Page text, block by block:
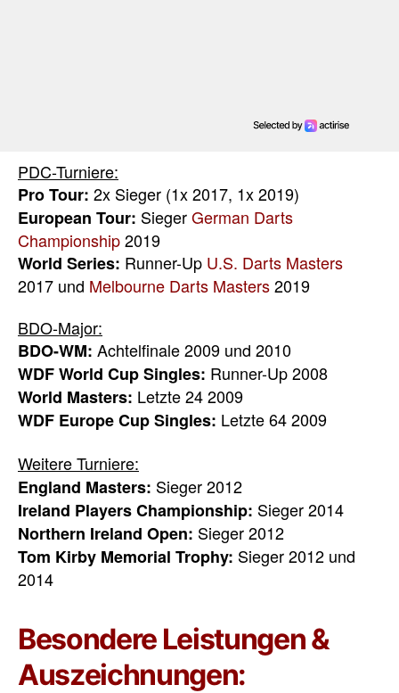
PDC-Turniere:
Pro Tour: 2x Sieger (1x 2017, 1x 2019)
European Tour: SiegerGerman Darts
Championship2019
World Series: Runner-Up U.S. Darts Masters
2017 und Melbourne Darts Masters2019
BDO-Major:
BDO-WM: Achtelfinale 2009 und 2010
WDF World Cup Singles: Runner-Up 2008
World Masters: Letzte 24 2009
WDF Europe Cup Singles: Letzte 64 2009
Weitere Turniere:
England Masters: Sieger 2012
Ireland Players Championship: Sieger 2014
Northern Ireland Open: Sieger 2012
Tom Kirby Memorial Trophy: Sieger 2012 und
2014
Besondere Leistungen &
Auszeichnungen: